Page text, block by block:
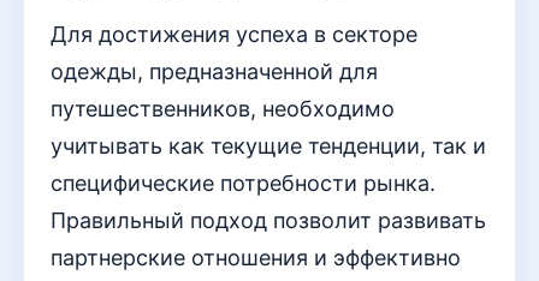
Для достижения успеха в секторе
одежды, предназначенной для
путешественников, необходимо
учитывать как текущие тенденции, так и
специфические потребности рынка.
Правильный подход позволит развивать
партнерские отношения и эффективно